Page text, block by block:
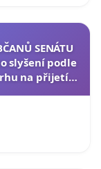
SENÁTU
slyšení podle
na přijetí